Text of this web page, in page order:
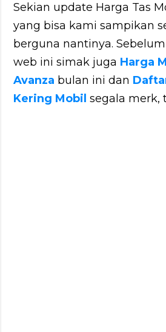
Sekian update Harga Tas
yang bisa kami sampikan
berguna nantinya.
web ini simak juga Harga
Avanza bulan ini dan
Kering Mobil segala merk,